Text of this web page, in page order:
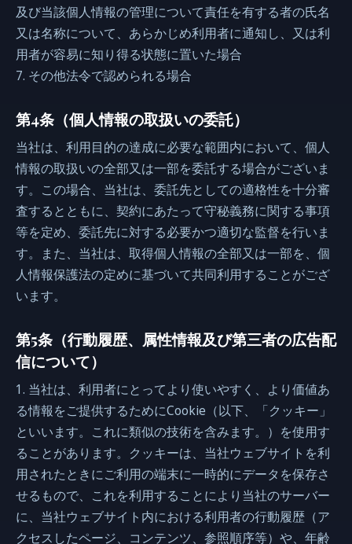
及び当該個人情報の管理について責任を有する者の氏名
又は名称について、あらかじめ利用者に通知し、又は利
用者が容易に知り得る状態に置いた場合
7. その他法令で認められる場合
第4条（個人情報の取扱いの委託）
当社は、利用目的の達成に必要な範囲内において、個人
情報の取扱いの全部又は一部を委託する場合がございま
す。この場合、当社は、委託先としての適格性を十分審
査するとともに、契約にあたって守秘義務に関する事項
等を定め、委託先に対する必要かつ適切な監督を行いま
す。また、当社は、取得個人情報の全部又は一部を、個
人情報保護法の定めに基づいて共同利用することがござ
います。
第5条（行動履歴、属性情報及び第三者の広告配
信について）
1. 当社は、利用者にとってより使いやすく、より価値あ
る情報をご提供するためにCookie（以下、「クッキー」
といいます。これに類似の技術を含みます。）を使用す
ることがあります。クッキーは、当社ウェブサイトを利
用されたときにご利用の端末に一時的にデータを保存さ
せるもので、これを利用することにより当社のサーバー
に、当社ウェブサイト内における利用者の行動履歴（ア
クセスしたページ、コンテンツ、参照順序等）や、年齢